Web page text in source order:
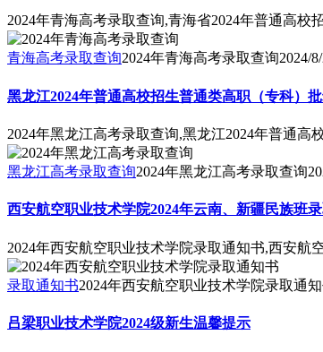
2024年青海高考录取查询,青海省2024年普通高校
青海高考录取查询2024年青海高考录取查询2024/
黑龙江2024年普通高校招生普通类高职（专科）
2024年黑龙江高考录取查询,黑龙江2024年普通高
黑龙江高考录取查询2024年黑龙江高考录取查询
西安航空职业技术学院2024年云南、新疆民族班
2024年西安航空职业技术学院录取通知书,西安航
录取通知书2024年西安航空职业技术学院录取通
吕梁职业技术学院2024级新生温馨提示